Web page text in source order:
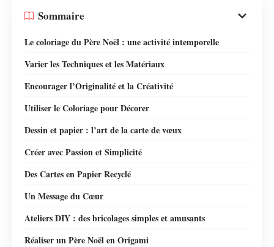
Sommaire
Le coloriage du Père Noël : une activité intemporelle
Varier les Techniques et les Matériaux
Encourager l’Originalité et la Créativité
Utiliser le Coloriage pour Décorer
Dessin et papier : l’art de la carte de vœux
Créer avec Passion et Simplicité
Des Cartes en Papier Recyclé
Un Message du Cœur
Ateliers DIY : des bricolages simples et amusants
Réaliser un Père Noël en Origami